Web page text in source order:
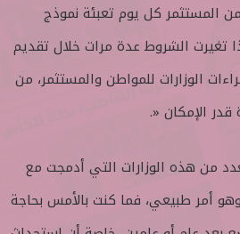
المستثمر كل يوم تعبئة نموذج
تغيرت الشروط عدة مرات خلال تقديم
الوزارات للمواطن والمستثمر، من
الإمكان «.
من هذه الوزارات التي أدمجت مع
أمر طبيعي، فما كنت بالأمس بحاجة